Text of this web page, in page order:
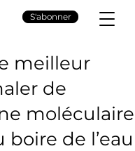
S'abonner
meilleur
de
moléculaire
boire de l’eau